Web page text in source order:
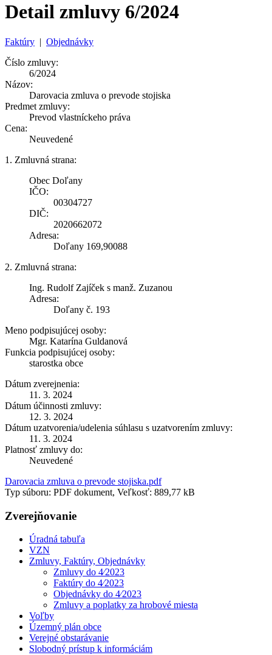
Detail zmluvy 6/2024
Faktúry | Objednávky
Číslo zmluvy:
6/2024
Názov:
Darovacia zmluva o prevode stojiska
Predmet zmluvy:
Prevod vlastníckeho práva
Cena:
Neuvedené
1. Zmluvná strana:
Obec Doľany
IČO:
00304727
DIČ:
2020662072
Adresa:
Doľany 169,90088
2. Zmluvná strana:
Ing. Rudolf Zajíček s manž. Zuzanou
Adresa:
Doľany č. 193
Meno podpisujúcej osoby:
Mgr. Katarína Guldanová
Funkcia podpisujúcej osoby:
starostka obce
Dátum zverejnenia:
11. 3. 2024
Dátum účinnosti zmluvy:
12. 3. 2024
Dátum uzatvorenia/udelenia súhlasu s uzatvorením zmluvy:
11. 3. 2024
Platnosť zmluvy do:
Neuvedené
Darovacia zmluva o prevode stojiska.pdf
Typ súboru: PDF dokument, Veľkosť: 889,77 kB
Zverejňovanie
Úradná tabuľa
VZN
Zmluvy, Faktúry, Objednávky
Zmluvy do 4⁄2023
Faktúry do 4⁄2023
Objednávky do 4⁄2023
Zmluvy a poplatky za hrobové miesta
Voľby
Územný plán obce
Verejné obstarávanie
Slobodný prístup k informáciám